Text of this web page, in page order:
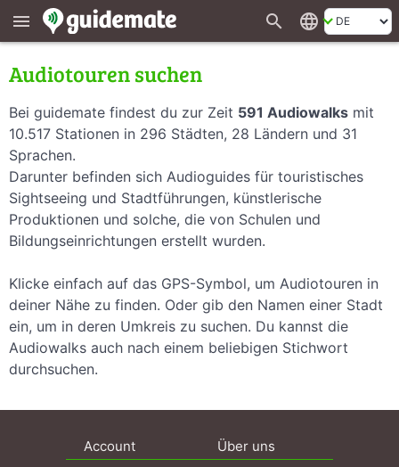
menu search language
Audiotouren suchen
Bei guidemate findest du zur Zeit 591 Audiowalks mit
10.517 Stationen in 296 Städten, 28 Ländern und 31
Sprachen.
Darunter befinden sich Audioguides für touristisches
Sightseeing und Stadtführungen, künstlerische
Produktionen und solche, die von Schulen und
Bildungseinrichtungen erstellt wurden.
Klicke einfach auf das GPS-Symbol, um Audiotouren in
deiner Nähe zu finden. Oder gib den Namen einer Stadt
ein, um in deren Umkreis zu suchen. Du kannst die
Audiowalks auch nach einem beliebigen Stichwort
durchsuchen.
Account Über uns